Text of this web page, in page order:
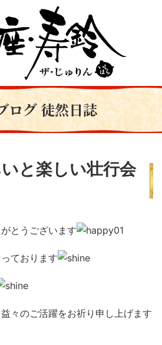
ログ 徒然日誌
と楽しい壮行会
とうございます
ております
々のご活躍をお祈り申し上げます